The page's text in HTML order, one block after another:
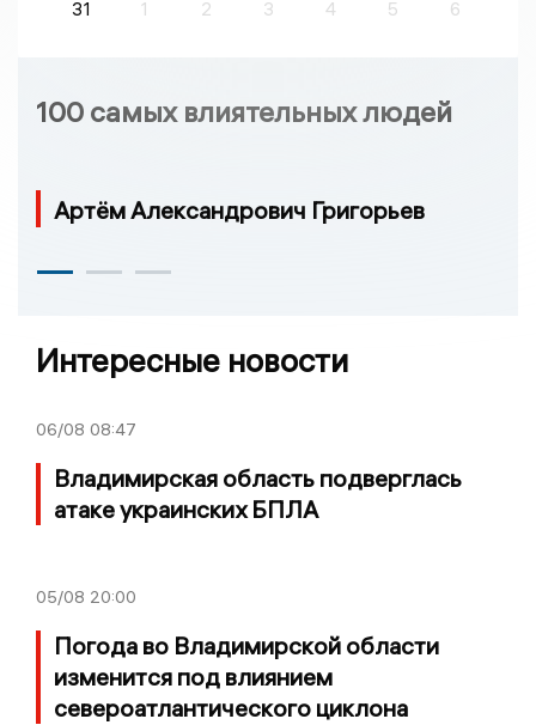
31 1 2 3 4 5 6
100 самых влиятельных людей
Артём Александрович Григорьев
Интересные новости
06/08 08:47
Владимирская область подверглась
атаке украинских БПЛА
05/08 20:00
Погода во Владимирской области
изменится под влиянием
североатлантического циклона